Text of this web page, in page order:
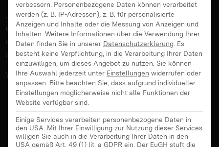
„Suchst du nach Heilung durch Energiefluss? Bist
du bereit, dich voll und ganz darauf einzulassen
und dein Schicksal höheren Händen
anzuvertrauen?” Dann bist du bei uns genau richtig.
Weniger Energie – mehr Fakten!
verbessern. Personenbezogene Daten können verarbeitet
werden (z. B. IP-Adressen), z. B. für personalisierte
Anzeigen und Inhalte oder die Messung von Anzeigen und
Inhalten. Weitere Informationen über die Verwendung Ihrer
Daten finden Sie in unserer Datenschutzerklärung Es
besteht keine Verpflichtung, in die Verarbeitung Ihrer Daten
einzuwilligen, um dieses Angebot zu nutzen. Sie können
Ihre Auswahl jederzeit unter Einstellungen widerrufen oder
anpassen. Bitte beachten Sie, dass aufgrund individueller
Einstellungen möglicherweise nicht alle Funktionen der
Website verfügbar sind.
Einige Services verarbeiten personenbezogene Daten in
den USA. Mit Ihrer Einwilligung zur Nutzung dieser Services
willigen Sie auch in die Verarbeitung Ihrer Daten in den
USA gemäß Art. 49 (1) lit. a GDPR ein. Der EuGH stuft die